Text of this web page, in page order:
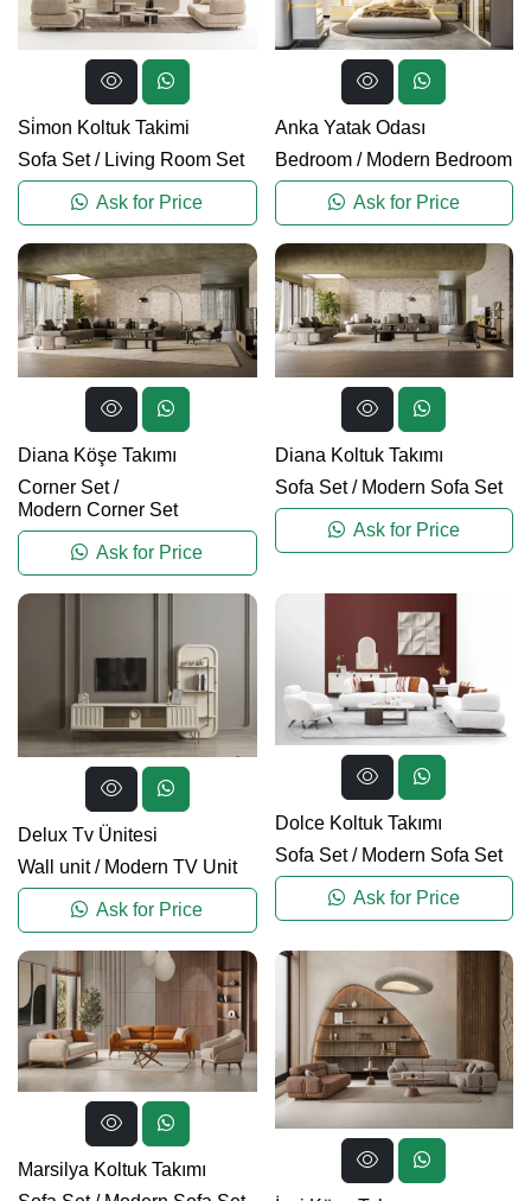
Si̇mon Koltuk Takimi
Sofa Set/ Living Room Set
Ask for Price
Anka Yatak Odası
Bedroom/ Modern Bedroom
Ask for Price
Diana Köşe Takımı
Corner Set/
Modern Corner Set
Ask for Price
Diana Koltuk Takımı
Sofa Set/ Modern Sofa Set
Ask for Price
Delux Tv Ünitesi
Wall unit/ Modern TV Unit
Ask for Price
Dolce Koltuk Takımı
Sofa Set/ Modern Sofa Set
Ask for Price
Marsilya Koltuk Takımı